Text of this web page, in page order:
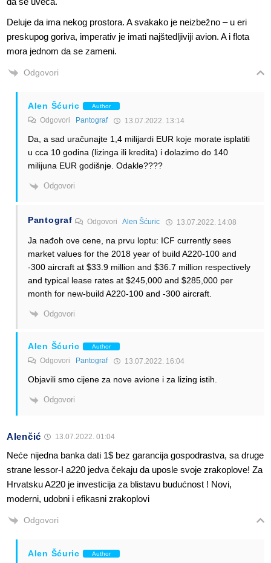
Deluje da ima nekog prostora. A svakako je neizbežno – u eri
preskupog goriva, imperativ je imati najštedljiviji avion. A i flota
mora jednom da se zameni.
Odgovori
Alen Šćuric Author
Odgovori Pantograf 13.07.2022. 13:14
Da, a sad uračunajte 1,4 milijardi EUR koje morate isplatiti
u cca 10 godina (lizinga ili kredita) i dolazimo do 140
milijuna EUR godišnje. Odakle????
Odgovori
Pantograf OdgovoriAlen Šćuric 13.07.2022. 14:08
Ja nađoh ove cene, na prvu loptu: ICF currently sees
market values for the 2018 year of build A220-100 and
-300 aircraft at $33.9 million and $36.7 million respectively
and typical lease rates at $245,000 and $285,000 per
month for new-build A220-100 and -300 aircraft.
Odgovori
Alen Šćuric Author
Odgovori Pantograf 13.07.2022. 16:04
Objavili smo cijene za nove avione i za lizing istih.
Odgovori
Alenčić 13.07.2022. 01:04
Neće nijedna banka dati 1$ bez garancija gospodrastva, sa druge
strane lessor-I a220 jedva čekaju da uposle svoje zrakoplove! Za
Hrvatsku A220 je investicija za blistavu budućnost ! Novi,
moderni, udobni i efikasni zrakoplovi
Odgovori
Alen Šćuric Author